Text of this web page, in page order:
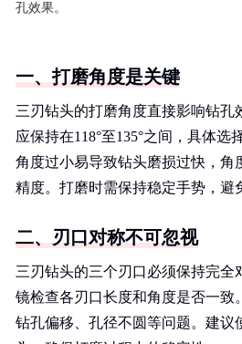
孔效果。
一、打磨角度是关键
三刃钻头的打磨角度直接影响钻孔
应保持在118°至135°之间，具体选
角度过小易导致钻头磨损过快，角
精度。打磨时需保持稳定手势，避
二、刃口对称不可忽视
三刃钻头的三个刃口必须保持完全
镜检查各刃口长度和角度是否一致
钻孔偏移、孔径不圆等问题。建议